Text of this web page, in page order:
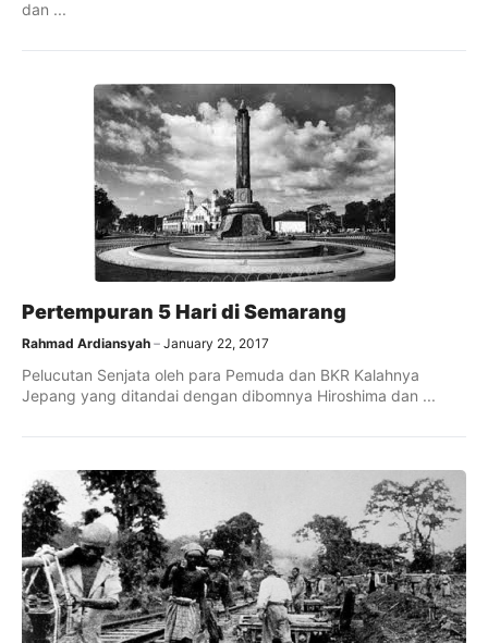
dan ...
Pertempuran 5 Hari di Semarang
Rahmad Ardiansyah January 22, 2017
Pelucutan Senjata oleh para Pemuda dan BKR Kalahnya
Jepang yang ditandai dengan dibomnya Hiroshima dan ...